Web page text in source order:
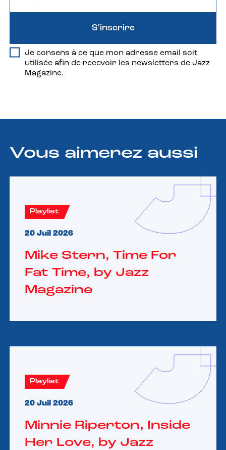
Je consens à ce que mon adresse email soit
utilisée afin de recevoir les newsletters de Jazz
Magazine.
S'inscrire
Vous aimerez aussi
Playlist
20 Juil 2026
Mike Stern, Time For
Fat Time, by Jazz
Magazine
Playlist
20 Juil 2026
Minnie Riperton, Inside
Her Love, by Jazz